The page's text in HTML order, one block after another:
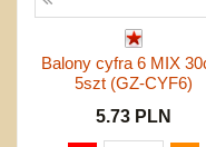
Balony cyfra 6 MIX
5szt (GZ-CYF6)
5.73 PLN